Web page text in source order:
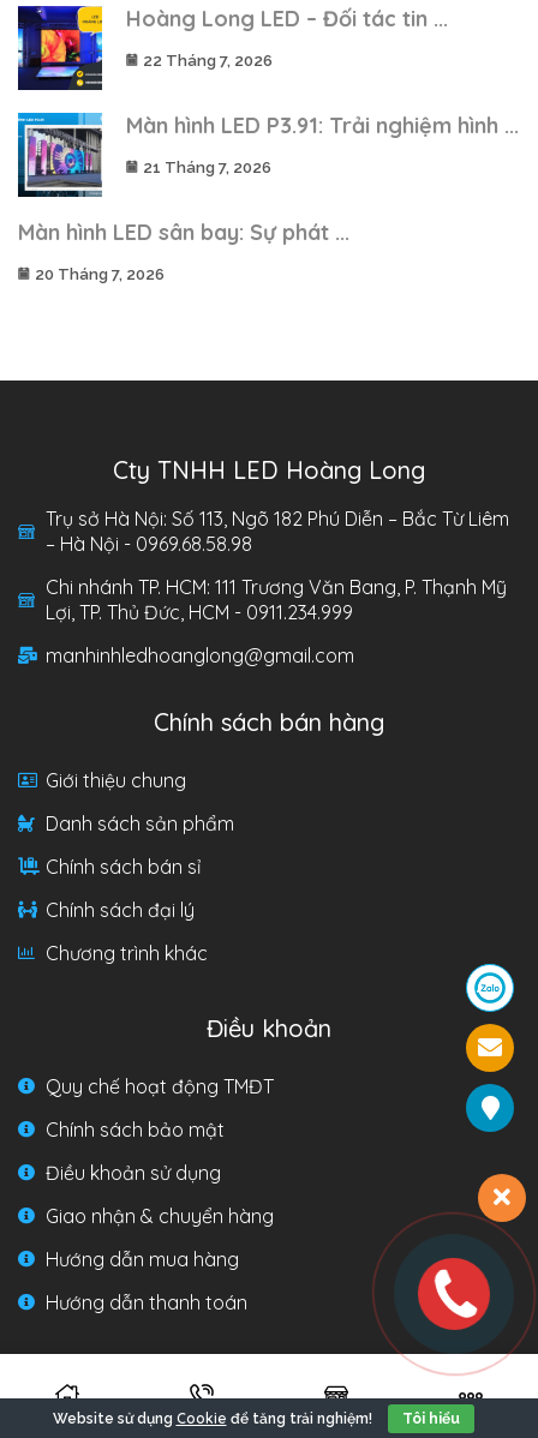
Hoàng Long LED – Đối tác tin ...
22 Tháng 7, 2026
Màn hình LED P3.91: Trải nghiệm hình ...
21 Tháng 7, 2026
Màn hình LED sân bay: Sự phát ...
20 Tháng 7, 2026
Cty TNHH LED Hoàng Long
Trụ sở Hà Nội: Số 113, Ngõ 182 Phú Diễn – Bắc Từ Liêm
– Hà Nội - 0969.68.58.98
Chi nhánh TP. HCM: 111 Trương Văn Bang, P. Thạnh Mỹ
Lợi, TP. Thủ Đức, HCM - 0911.234.999
manhinhledhoanglong@gmail.com
Chính sách bán hàng
Giới thiệu chung
Danh sách sản phẩm
Chính sách bán sỉ
Chính sách đại lý
Chương trình khác
Điều khoản
Quy chế hoạt động TMĐT
Chính sách bảo mật
Điều khoản sử dụng
Giao nhận & chuyển hàng
Hướng dẫn mua hàng
Hướng dẫn thanh toán
Website sử dụng Cookie để tăng trải nghiệm! Tôi hiểu